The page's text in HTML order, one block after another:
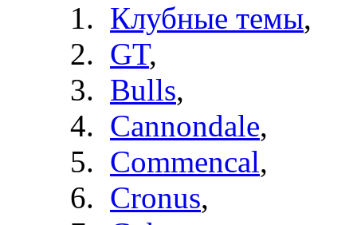
Клубные темы,
GT,
Bulls,
Cannondale,
Commencal,
Cronus,